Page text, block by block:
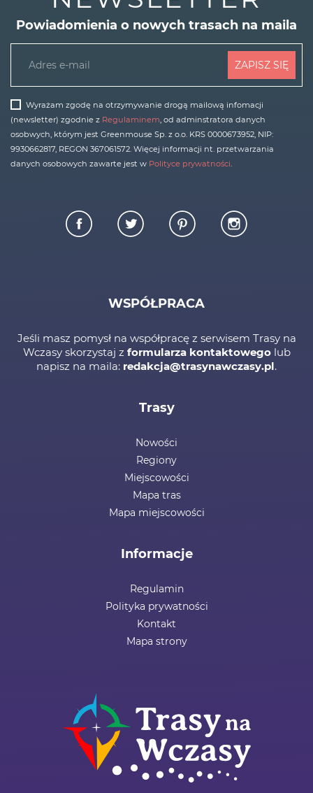
Powiadomienia o nowych trasach na maila
ZAPISZ SIĘ
Wyrażam zgodę na otrzymywanie drogą mailową infomacji
(newsletter) zgodnie z Regulaminem , od adminstratora danych
osobwych, którym jest Greenmouse Sp. z o.o. KRS 0000673952, NIP:
9930662817, REGON 367061572. Więcej informacji nt. przetwarzania
danych osobowych zawarte jest w Polityce prywatności
WSPÓŁPRACA
Jeśli masz pomysł na współpracę z serwisem Trasy na
Wczasy skorzystaj z formularza kontaktowegolub
napisz na maila: redakcja@trasynawczasy.pl.
Trasy
Nowości
Regiony
Miejscowości
Mapa tras
Mapa miejscowości
Informacje
Regulamin
Polityka prywatności
Kontakt
Mapa strony